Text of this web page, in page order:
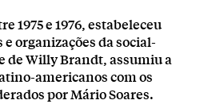
1975 e 1976, estabeleceu
organizações da social-
de Willy Brandt, assumiu a
americanos com os
por Mário Soares.